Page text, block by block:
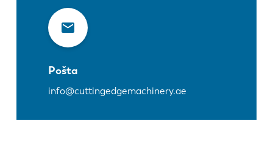
Pošta
info@cuttingedgemachinery.ae